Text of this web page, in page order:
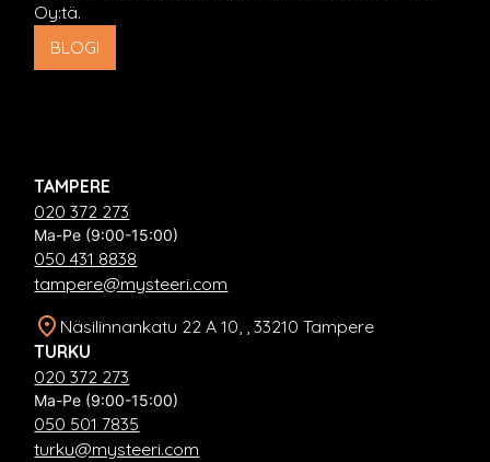
Oy:tä.
BLOGI
TAMPERE
020 372 273
Ma-Pe (9:00-15:00)
050 431 8838
tampere@mysteeri.com
Näsilinnankatu 22 A 10, , 33210 Tampere
TURKU
020 372 273
Ma-Pe (9:00-15:00)
050 501 7835
turku@mysteeri.com